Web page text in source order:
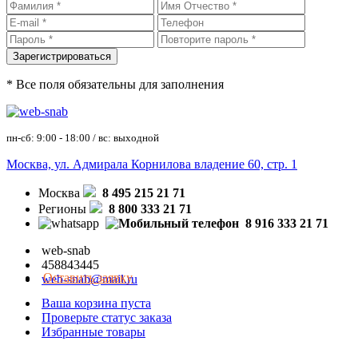
* Все поля обязательны для заполнения
пн-сб: 9:00 - 18:00 / вс: выходной
Москва, ул. Адмирала Корнилова владение 60, стр. 1
Москва
8 495 215 21 71
Регионы
8 800 333 21 71
8 916 333 21 71
web-snab
458843445
web-snab@mail.ru
Оставить заявку
Ваша корзина пуста
Проверьте статус заказа
Избранные товары